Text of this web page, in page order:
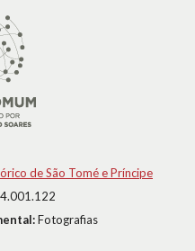
de São Tomé e Príncipe
Fotografias